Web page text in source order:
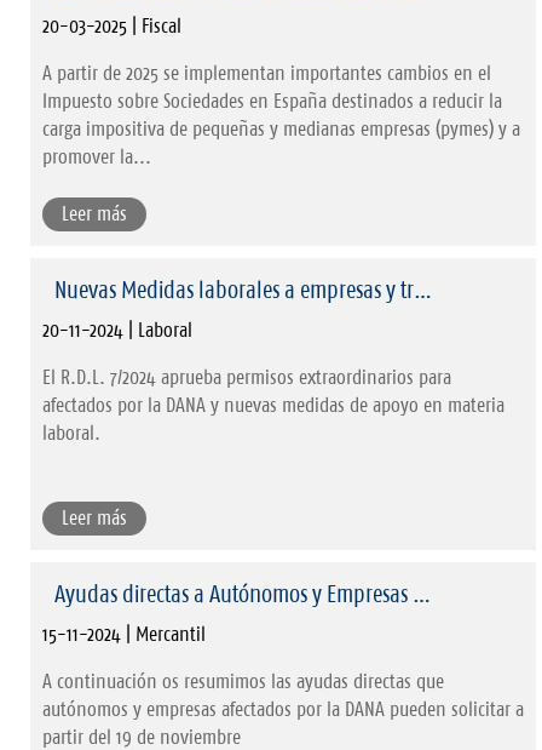
20-03-2025 | Fiscal
A partir de 2025 se implementan importantes cambios en el
Impuesto sobre Sociedades en España destinados a reducir la
carga impositiva de pequeñas y medianas empresas (pymes) y a
promover la...
Leer más
Nuevas Medidas laborales a empresas y tr…
20-11-2024 | Laboral
El R.D.L. 7/2024 aprueba permisos extraordinarios para
afectados por la DANA y nuevas medidas de apoyo en materia
laboral.
Leer más
Ayudas directas a Autónomos y Empresas …
15-11-2024 | Mercantil
A continuación os resumimos las ayudas directas que
autónomos y empresas afectados por la DANA pueden solicitar a
partir del 19 de noviembre